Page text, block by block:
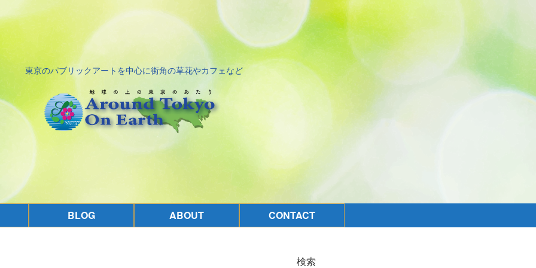
東京のパブリックアートを中心に街角の草花やカフェなど
BLOG ABOUT CONTACT
検索